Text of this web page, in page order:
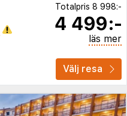
Totalpris 8 998:-
4 499:-
läs mer
Välj resa